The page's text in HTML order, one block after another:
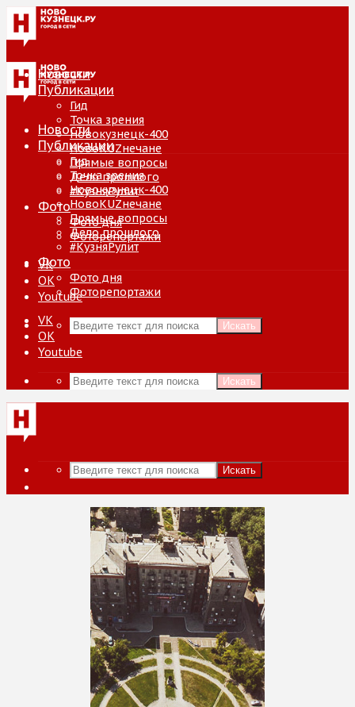
Новости
Публикации
Гид
Точка зрения
Новокузнецк-400
НовоKUZнечане
Прямые вопросы
Дело прошлого
#КузняРулит
Фото
Фото дня
Фоторепортажи
VK
ОК
Youtube
Искать
Новости
Публикации
Гид
Точка зрения
Новокузнецк-400
НовоKUZнечане
Прямые вопросы
Дело прошлого
#КузняРулит
Фото
Фото дня
Фоторепортажи
VK
ОК
Youtube
Искать
Искать